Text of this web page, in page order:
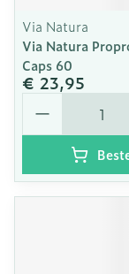
Via Natura
Via Natura
Caps 60
€ 23,95
Aantal